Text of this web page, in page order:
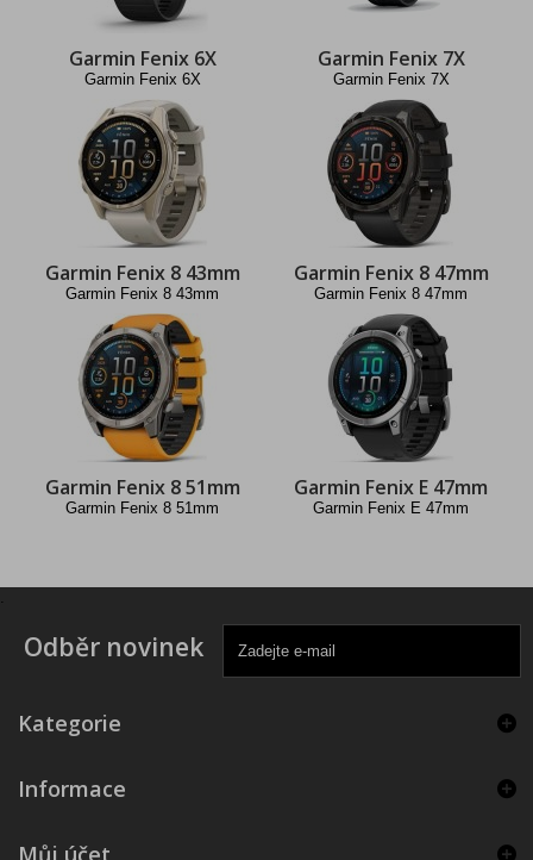
Garmin Fenix 6X
Garmin Fenix 6X
Garmin Fenix 7X
Garmin Fenix 7X
Garmin Fenix 8 43mm
Garmin Fenix 8 43mm
Garmin Fenix 8 47mm
Garmin Fenix 8 47mm
Garmin Fenix 8 51mm
Garmin Fenix 8 51mm
Garmin Fenix E 47mm
Garmin Fenix E 47mm
.
Odběr novinek
Kategorie
Informace